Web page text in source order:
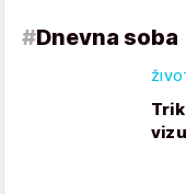
#Dnevna soba